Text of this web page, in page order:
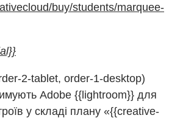
buy/students/marquee-
2-tablet, order-1-desktop)
Adobe {{lightroom}} для
у складі плану «{{creative-